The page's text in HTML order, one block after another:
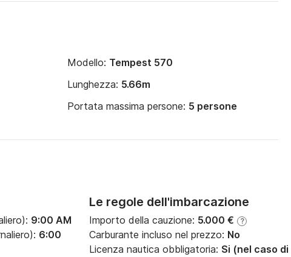
Modello: Tempest 570
Lunghezza: 5.66m
Portata massima persone: 5 persone
9:00 AM
6:00
Le regole dell'imbarcazione
Importo della cauzione: 5.000 € ?
Carburante incluso nel prezzo: No
Licenza nautica obbligatoria: Si (nel caso di